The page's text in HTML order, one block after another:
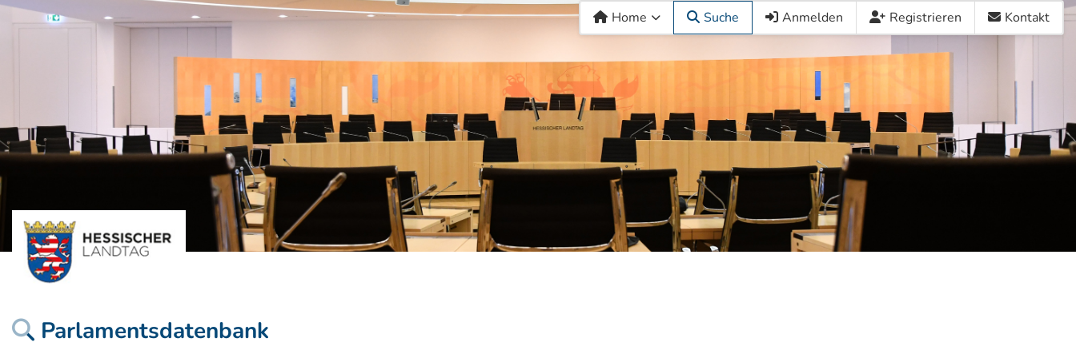
Home Suche Anmelden Registrieren Kontakt
Parlamentsdatenbank